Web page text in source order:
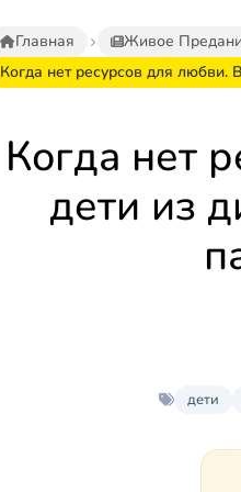
Главная
Живое
Когда нет ресурсов для любви.
Когда нет
дети из
дети